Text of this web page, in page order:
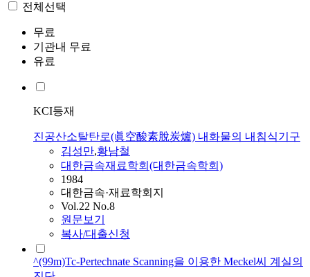
전체선택
무료
기관내 무료
유료
KCI등재
진공산소탈탄로(眞空酸素脫炭爐) 내화물의 내침식기구
김성만,황남철
대한금속재료학회(대한금속학회)
1984
대한금속·재료학회지
Vol.22 No.8
원문보기
복사/대출신청
^(99m)Tc-Pertechnate Scanning을 이용한 Meckel씨 계실의